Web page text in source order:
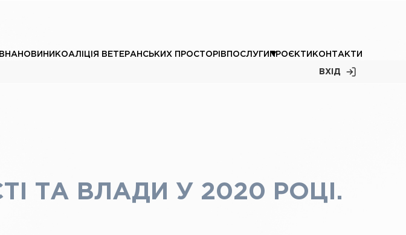
ВХІД
НОВИНИ КОАЛІЦІЯ ВЕТЕРАНСЬКИХ ПРОСТОРІВ ПОСЛУГИ ПРОЄКТИ КОНТАКТИ
ТА ВЛАДИ У 2020 РОЦІ.